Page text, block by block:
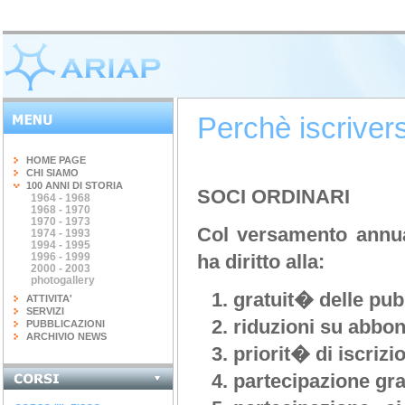
HOME PAGE
CHI SIAMO
100 ANNI DI STORIA
1964 - 1968
1968 - 1970
1970 - 1973
1974 - 1993
1994 - 1995
1996 - 1999
2000 - 2003
photogallery
ATTIVITA'
SERVIZI
PUBBLICAZIONI
ARCHIVIO NEWS
INGEGNERIA DEL...
terminato il corso di 20 ore...
Perchè
SOCI ORDINARI
Col versamento
ha diritto alla:
gratuit� delle
riduzioni su
priorit� di
partecipazione